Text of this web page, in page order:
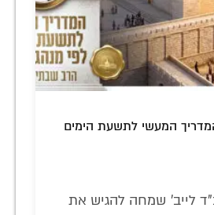
המעשי לתשעת הימים
לייב' שמחה להגיש את